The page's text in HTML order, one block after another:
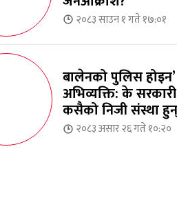
२०८३ साउन १ गते १७:०१
बालेनको पुलिस होइन’
अभिव्यक्ति: के
कसैको निजी संस्था
२०८३ असार २६ गते १०:२०